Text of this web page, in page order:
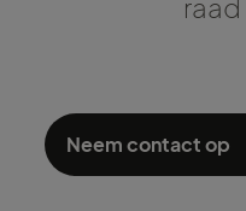
Neem contact op